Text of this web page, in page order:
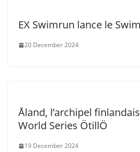
EX Swimrun lance le
20 December 2024
Åland, l’archipel
World Series ÖtillÖ
19 December 2024